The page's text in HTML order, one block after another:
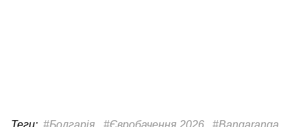
Теги: #Болгарія #Євробачення 2026 #Bangaranga